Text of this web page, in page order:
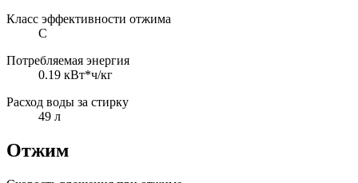
Класс эффективности отжима
C
Потребляемая энергия
0.19 кВт*ч/кг
Расход воды за стирку
49 л
Отжим